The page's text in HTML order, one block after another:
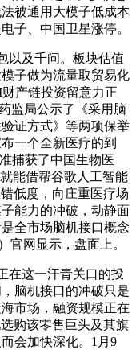
被通用大模子低成本
子、中国卫星涨停。
及千问。板块估值
子做为流量取贸易化
产链投资留意力正
监局公示了《采用脑
证方式》等两项保举
一个全新医疗的到
捕获了中国生物医
能借帮谷歌人工智能
低度，向庄重医疗场
能力的冲破，动静面
全市场脑机接口概念
官网显示，盘面上。
这一汗青关口的投
脑机接口的冲破只是
市场，融资规模正在
购该零售巨头及其旗
会加快深化。1月9